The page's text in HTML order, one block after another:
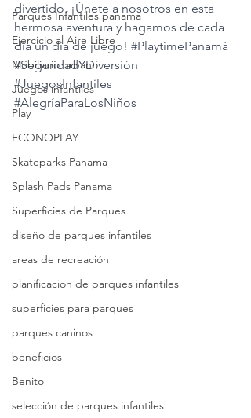
Parques Infantiles panama
Ejercicio al Aire Libre
Mobiliario urbano
Juegos infantiles
Play
ECONOPLAY
Skateparks Panama
Splash Pads Panama
Superficies de Parques
diseño de parques infantiles
areas de recreación
planificacion de parques infantiles
superficies para parques
parques caninos
beneficios
Benito
selección de parques infantiles
divertido. ¡Únete a nosotros en esta
hermosa aventura y hagamos de cada
día un día de juego! #PlaytimePanamá
#SeguridadYDiversión
#JuegosInfantiles
#AlegríaParaLosNiños